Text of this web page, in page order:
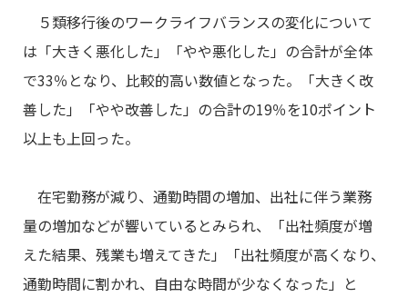
５類移行後のワークライフバランスの変化について
は「大きく悪化した」「やや悪化した」の合計が全体
で33％となり、比較的高い数値となった。「大きく改
善した」「やや改善した」の合計の19％を10ポイント
以上も上回った。
在宅勤務が減り、通勤時間の増加、出社に伴う業務
量の増加などが響いているとみられ、「出社頻度が増
えた結果、残業も増えてきた」「出社頻度が高くなり、
通勤時間に割かれ、自由な時間が少なくなった」と